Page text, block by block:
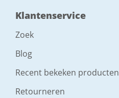
Klantenservice
Zoek
Blog
Recent bekeken producten
Retourneren